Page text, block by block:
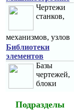
Чертежи
станков,
механизмов, узлов
Библиотеки
элементов
Базы
чертежей,
блоки
Подразделы